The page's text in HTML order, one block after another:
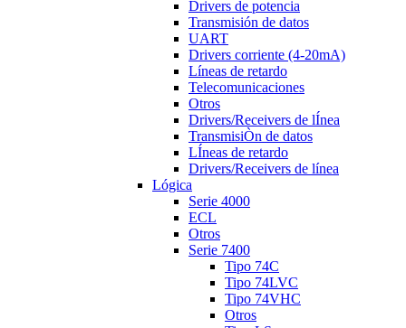
Drivers de potencia
Transmisión de datos
UART
Drivers corriente (4-20mA)
Líneas de retardo
Telecomunicaciones
Otros
Drivers/Receivers de lÍnea
TransmisiÒn de datos
LÍneas de retardo
Drivers/Receivers de línea
Lógica
Serie 4000
ECL
Otros
Serie 7400
Tipo 74C
Tipo 74LVC
Tipo 74VHC
Otros